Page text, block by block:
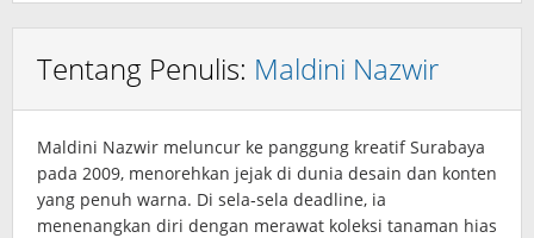
Tentang Penulis: Maldini Nazwir
Maldini Nazwir meluncur ke panggung kreatif Surabaya
pada 2009, menorehkan jejak di dunia desain dan konten
yang penuh warna. Di sela‑sela deadline, ia
menenangkan diri dengan merawat koleksi tanaman hias